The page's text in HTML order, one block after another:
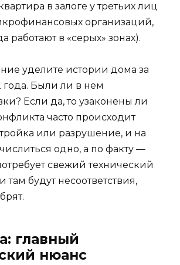
в залоге у третьих лиц
организаций,
работают в «серых» зонах).
уделите истории дома за
года. Были ли в нем
Если да, то узаконены ли
часто происходит
или разрушение, и на
одно, а по факту —
свежий технический
там будут несоответствия,
главный
нюанс